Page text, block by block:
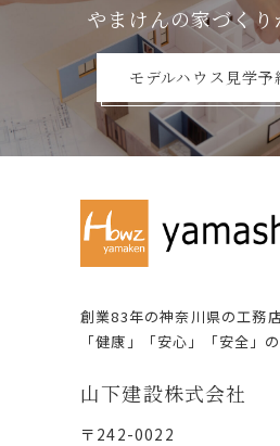
やまけんの家づく
モデルハウス見学予
創業83年の神奈川県の⼯務
「健康」「安⼼」「安全」
⼭下建設株式会社
〒242-0022